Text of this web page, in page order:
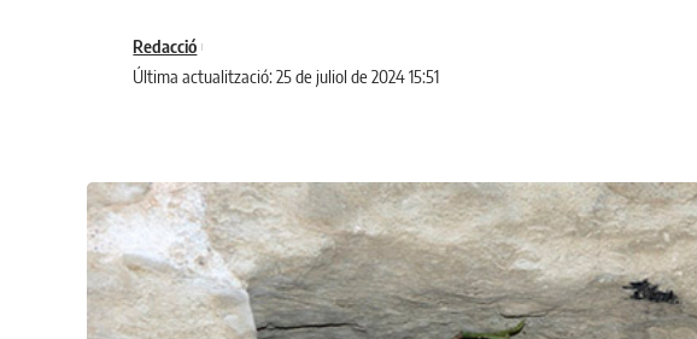
Última actualització: 25 de juliol de 2024 15:51
Redacció